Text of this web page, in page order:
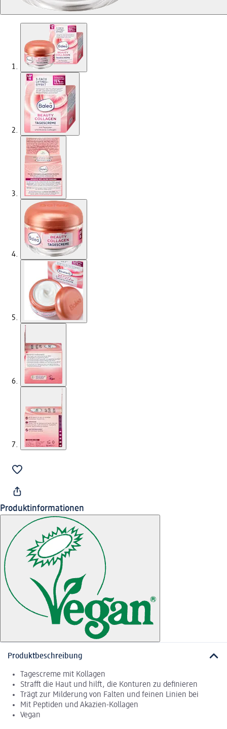
Produktinformationen
Produktbeschreibung
Tagescreme mit Kollagen
Strafft die Haut und hilft, die Konturen zu definieren
Trägt zur Milderung von Falten und feinen Linien bei
Mit Peptiden und Akazien-Kollagen
Vegan